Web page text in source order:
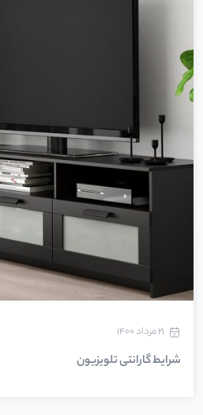
۲۱ مرداد ۱۴۰۰
شرایط گارانتی تلویزیون